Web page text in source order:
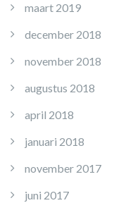
maart 2019
december 2018
november 2018
augustus 2018
april 2018
januari 2018
november 2017
juni 2017